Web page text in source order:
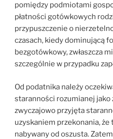
pomiędzy podmiotami
płatności gotówkowych
przypuszczenie o
czasach, kiedy dominującą
bezgotówkowy, zwłaszcza
szczególnie w przypadku
Od podatnika należy
staranności rozumianej jako
zwyczajowo przyjęta
uzyskaniem przekonania,
nabywany od oszusta.